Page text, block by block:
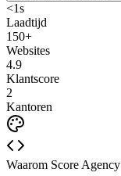
<1s
Laadtijd
150+
Websites
4.9
Klantscore
2
Kantoren
Waarom Score Agency